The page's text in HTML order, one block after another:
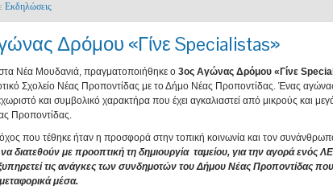
Εκδηλώσεις
Δρόμου «Γίνε Specialistas»
Νέα Μουδανιά, πραγματοποιήθηκε ο 3ος Αγώνας Δρόμου «Γίνε
Σχολείο Νέας Προποντίδας με το Δήμο Νέας Προποντίδας. Ένας
και συμβολικό χαρακτήρα που έχει αγκαλιαστεί από μικρούς και
Προποντίδας.
που τέθηκε ήταν η προσφορά στην τοπική κοινωνία και τον
διατεθούν με προοπτική τη δημιουργία ταμείου, για την αγορά ενός
τις ανάγκες των συνδημοτών του Δήμου Νέας Προποντίδας
μέσα.